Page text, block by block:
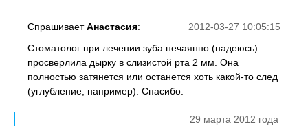
2012-03-27 10:05:15
СпрашиваетАнастасия:
Стоматолог при лечении зуба нечаянно (надеюсь)
просверлила дырку в слизистой рта 2 мм. Она
полностью затянется или останется хоть какой-то след
(углубление, например). Спасибо.
29 марта 2012 года